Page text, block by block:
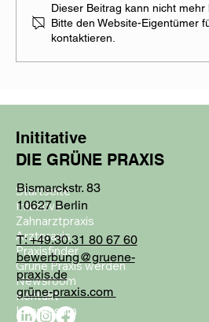
Nachhaltigkeit ist für uns
Dieser Beitrag kann nicht mehr
Bitte den Website-Eigentümer
kontaktieren.
Startseite
Initiative
Zahnarztpraxis
Arztpraxis
Praxisfinder
Grüne Praxis werden
Newsroom
Kontakt
Impressum
Bismarckstr. 83
10627 Berlin
T: +49.30.31 80 67 60
bewerbung@gruene-
praxis.de
grüne-praxis.com
Inititative
DIE GRÜNE PRAXIS